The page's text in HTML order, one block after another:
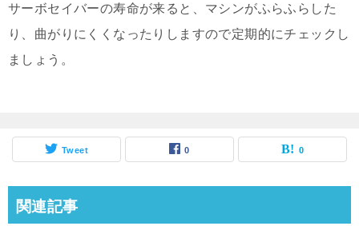
サーボセイバーの寿命が来ると、マシンがふらふらした
り、曲がりにくくなったりしますので定期的にチェックし
ましょう。
Tweet 0 0
関連記事